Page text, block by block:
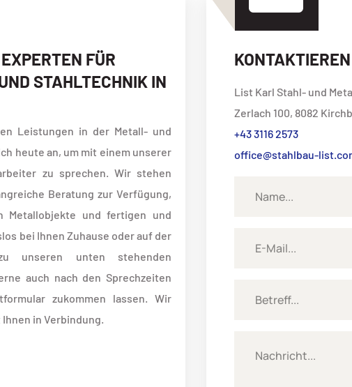
FÜR
STAHLTECHNIK IN
Leistungen in der Metall- und
heute an, um mit einem unserer
zu sprechen. Wir stehen
Beratung zur Verfügung,
Metallobjekte und fertigen und
bei Ihnen Zuhause oder auf der
unseren unten stehenden
auch nach den Sprechzeiten
zukommen lassen. Wir
in Verbindung.
List Karl Stahl- und
Zerlach 100, 8082
+43 3116 2573
office@stahlbau-